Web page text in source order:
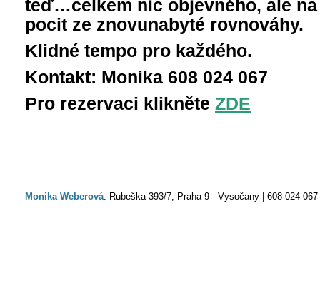
teď…celkem nic objevného, ale
pocit ze znovunabyté rovnováhy.
Klidné tempo pro každého.
Kontakt: Monika 608 024 067
Pro rezervaci klikněte ZDE
Monika Weberová: Rubeška 393/7, Praha 9 - Vysočany | 608 024